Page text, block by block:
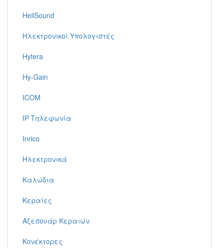
HeilSound
Ηλεκτρονικοί Υπολογιστές
Hytera
Hy-Gain
ICOM
IP Τηλεφωνία
Inrico
Ηλεκτρονικά
Καλώδια
Κεραίες
Αξεσουάρ Κεραιών
Κονέκτορες